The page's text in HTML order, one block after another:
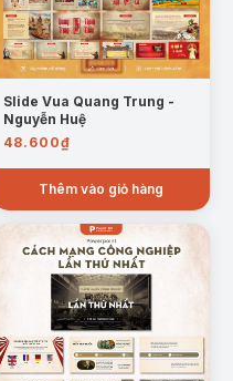
Slide Vua Quang Trung -
Nguyễn Huệ
48.600₫
Thêm vào giỏ hàng